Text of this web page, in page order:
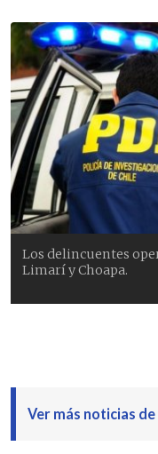
Los delincuentes
Limarí y Choapa.
Ver más noticias